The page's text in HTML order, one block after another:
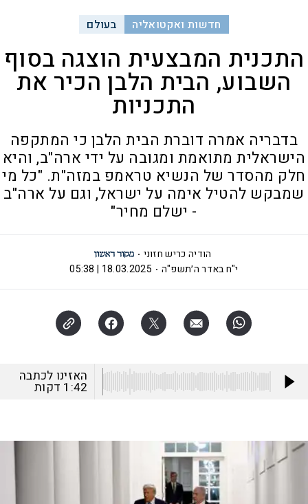
חדשות ואקטואליה בעולם
התכנית המבצעית הוצגה בסוף
השבוע, הבית הלבן הכיר את
התכניות
בדבריה אמרה דוברת הבית הלבן כי המתקפה
הישראלית מתואמת ומגובה על ידי ארה"ב, והיא
חלק מהסדר של הנשיא טראמפ במזה"ת. "כל מי
שמבקש להטיל אימה על ישראל, וגם על ארה"ב
- ישלם מחיר"
הודיה כריש חזוני
י"ח באדר ה׳תשפ"ה
18.03.2025 | 05:38
האזינו לכתבה
1:42 דקות